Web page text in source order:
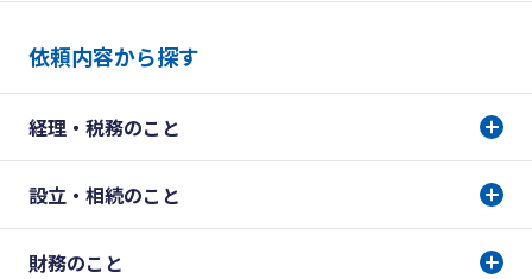
依頼内容から探す
経理・税務のこと
設立・相続のこと
財務のこと